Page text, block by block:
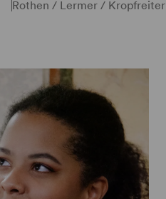
Rothen / Lermer / Kropfreiter